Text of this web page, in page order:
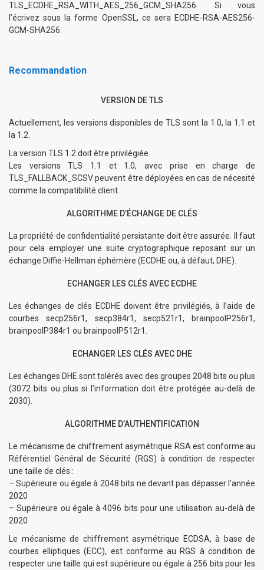
TLS_ECDHE_RSA_WITH_AES_256_GCM_SHA256. Si vous
l’écrivez sous la forme OpenSSL, ce sera ECDHE-RSA-AES256-
GCM-SHA256.
Recommandation
VERSION DE TLS
Actuellement, les versions disponibles de TLS sont la 1.0, la 1.1 et
la 1.2.
La version TLS 1.2 doit être privilégiée.
Les versions TLS 1.1 et 1.0, avec prise en charge de
TLS_FALLBACK_SCSV peuvent être déployées en cas de nécesité
comme la compatibilité client.
ALGORITHME D’ÉCHANGE DE CLÉS
La propriété de confidentialité persistante doit être assurée. Il faut
pour cela employer une suite cryptographique reposant sur un
échange Diffie-Hellman éphémère (ECDHE ou, à défaut, DHE).
ECHANGER LES CLÉS AVEC ECDHE
Les échanges de clés ECDHE doivent être privilégiés, à l’aide de
courbes secp256r1, secp384r1, secp521r1, brainpoolP256r1,
brainpoolP384r1 ou brainpoolP512r1.
ECHANGER LES CLÉS AVEC DHE
Les échanges DHE sont tolérés avec des groupes 2048 bits ou plus
(3072 bits ou plus si l’information doit être protégée au-delà de
2030).
ALGORITHME D’AUTHENTIFICATION
Le mécanisme de chiffrement asymétrique RSA est conforme au
Référentiel Général de Sécurité (RGS) à condition de respecter
une taille de clés :
– Supérieure ou égale à 2048 bits ne devant pas dépasser l’année
2020
– Supérieure ou égale à 4096 bits pour une utilisation au-delà de
2020
Le mécanisme de chiffrement asymétrique ECDSA, à base de
courbes elliptiques (ECC), est conforme au RGS à condition de
respecter une taille qui est supérieure ou égale à 256 bits pour les